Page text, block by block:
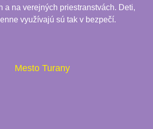
a na verejných priestranstvách. Deti,
využívajú sú tak v bezpečí.
Mesto Turany